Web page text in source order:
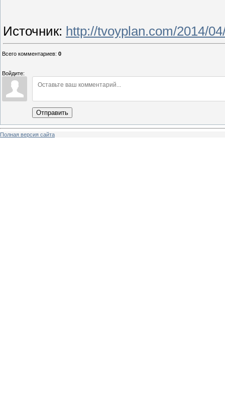
Источник: http://tvoyplan.com/2014/
Всего комментариев: 0
Войдите:
Отправить
Полная версия сайта